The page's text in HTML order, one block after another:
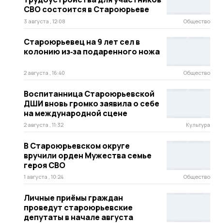
СВО состоится в Староюрьеве
3 августа , 12:08 Общество
Староюрьевец на 9 лет сел в
колонию из‑за подаренного ножа
2 августа , 16:40 Общество
Воспитанница Староюрьевской
ДШИ вновь громко заявила о себе
на международной сцене
2 августа , 11:32 Культура
В Староюрьевском округе
вручили орден Мужества семье
героя СВО
1 августа , 10:24 Общество
Личные приёмы граждан
проведут староюрьевские
депутаты в начале августа